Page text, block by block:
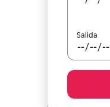
Salida